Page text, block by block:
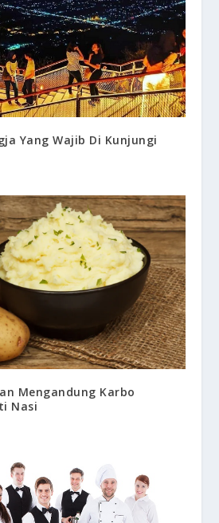
Yang Wajib Di Kunjungi
Mengandung Karbo
Nasi